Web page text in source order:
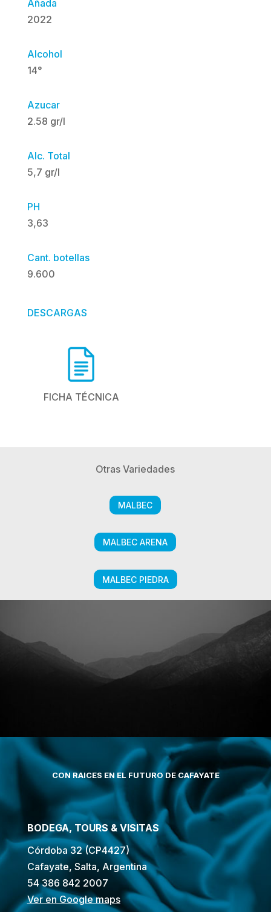
Añada
2022
Alcohol
14°
Azucar
2.58 gr/l
Alc. Total
5,7 gr/l
PH
3,63
Cant. botellas
9.600
DESCARGAS
FICHA TÉCNICA
Otras Variedades
MALBEC
MALBEC ARENA
MALBEC PIEDRA
CON RAICES EN EL FUTURO DE CAFAYATE
BODEGA, TOURS & VISITAS
Córdoba 32 (CP4427)
Cafayate, Salta, Argentina
54 386 842 2007
Ver en Google maps